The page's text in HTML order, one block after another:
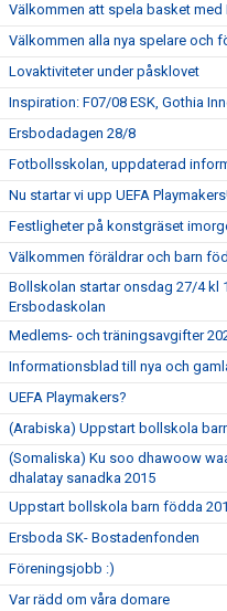
Välkommen att spela basket
Välkommen alla nya spelare och
Lovaktiviteter under påsklovet
Inspiration: F07/08 ESK, Gothia
Ersbodadagen 28/8
Fotbollsskolan, uppdaterad
Nu startar vi upp UEFA
Festligheter på konstgräset
Välkommen föräldrar och barn
Bollskolan startar onsdag 27/4 kl
Ersbodaskolan
Medlems- och träningsavgifter
Informationsblad till nya och
UEFA Playmakers?
(Arabiska) Uppstart bollskola
(Somaliska) Ku soo dhawoow
dhalatay sanadka 2015
Uppstart bollskola barn födda
Ersboda SK- Bostadenfonden
Föreningsjobb :)
Var rädd om våra domare